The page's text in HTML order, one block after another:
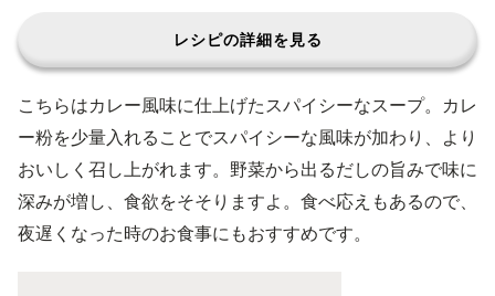
レシピの詳細を見る
こちらはカレー風味に仕上げたスパイシーなスープ。カレ
ー粉を少量入れることでスパイシーな風味が加わり、より
おいしく召し上がれます。野菜から出るだしの旨みで味に
深みが増し、食欲をそそりますよ。食べ応えもあるので、
夜遅くなった時のお食事にもおすすめです。